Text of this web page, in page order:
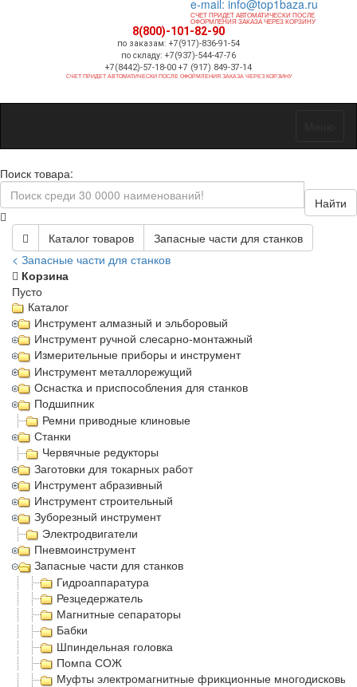
e-mail: info@top1baza.ru
СЧЕТ ПРИДЕТ АВТОМАТИЧЕСКИ ПОСЛЕ
ОФОРМЛЕНИЯ ЗАКАЗА ЧЕРЕЗ КОРЗИНУ
8(800)-101-82-90
по заказам: +7(917)-836-91-54
по складу: +7(937)-544-47-76
+7(8442)-57-18-00 +7 (917) 849-37-14
СЧЕТ ПРИДЕТ АВТОМАТИЧЕСКИ ПОСЛЕ ОФОРМЛЕНИЯ ЗАКАЗА ЧЕРЕЗ КОРЗИНУ
Поиск товара:
Найти
Каталог товаров
Запасные части для станков
< Запасные части для станков
Корзина
Пусто
Каталог
Инструмент алмазный и эльборовый
Инструмент ручной слесарно-монтажный
Измерительные приборы и инструмент
Инструмент металлорежущий
Оснастка и приспособления для станков
Подшипник
Ремни приводные клиновые
Станки
Червячные редукторы
Заготовки для токарных работ
Инструмент абразивный
Инструмент строительный
Зуборезный инструмент
Электродвигатели
Пневмоинструмент
Запасные части для станков
Гидроаппаратура
Резцедержатель
Магнитные сепараторы
Бабки
Шпиндельная головка
Помпа СОЖ
Муфты электромагнитные фрикционные